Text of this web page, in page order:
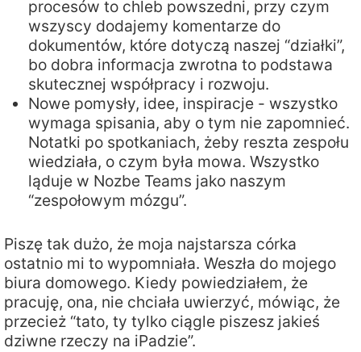
procesów to chleb powszedni, przy czym
wszyscy dodajemy komentarze do
dokumentów, które dotyczą naszej “działki”,
bo dobra informacja zwrotna to podstawa
skutecznej współpracy i rozwoju.
Nowe pomysły, idee, inspiracje - wszystko
wymaga spisania, aby o tym nie zapomnieć.
Notatki po spotkaniach, żeby reszta zespołu
wiedziała, o czym była mowa. Wszystko
ląduje w Nozbe Teams jako naszym
“zespołowym mózgu”.
Piszę tak dużo, że moja najstarsza córka
ostatnio mi to wypomniała. Weszła do mojego
biura domowego. Kiedy powiedziałem, że
pracuję, ona, nie chciała uwierzyć, mówiąc, że
przecież “tato, ty tylko ciągle piszesz jakieś
dziwne rzeczy na iPadzie”.